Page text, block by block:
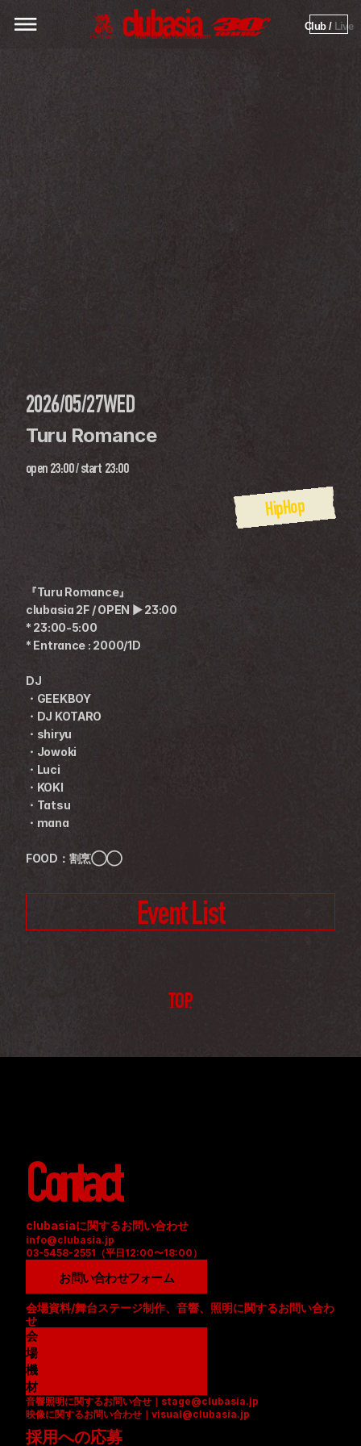
Club / Live
2026/05/27WED
Turu Romance
open 23:00 / start 23:00
HipHop
『Turu Romance』
clubasia 2F / OPEN ▶ 23:00
* 23:00-5:00
* Entrance : 2000/1D
DJ
・GEEKBOY
・DJ KOTARO
・shiryu
・Jowoki
・Luci
・KOKI
・Tatsu
・mana
FOOD：割烹◯◯
Event List
TOP
Contact
clubasiaに関するお問い合わせ
info@clubasia.jp
03-5458-2551（平日12:00〜18:00）
お問い合わせフォーム
会場資料/舞台ステージ制作、音響、照明に関するお問い合わ
せ
会
場
資
料
(
P
D
機
材
リ
ス
ト
音響照明に関するお問い合せ｜stage@clubasia.jp
映像に関するお問い合わせ｜visual@clubasia.jp
採用への応募